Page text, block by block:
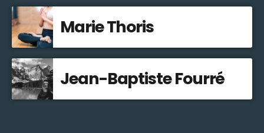
Marie Thoris
Jean-Baptiste Fourré